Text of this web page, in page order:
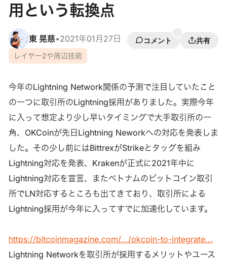
用という転換点
東 晃慈•2021年01月27日 コメント
共有
レイヤー2や周辺技術
今年のLightning Network関係の予測で注目していたこと
の一つに取引所のLightning採用がありました。実際今年
に入って想定より少し早いタイミングで大手取引所の一
角、OKCoinが先日Lightning Neworkへの対応を発表しま
した。その少し前にはBittrexがStrikeとタッグを組み
Lightning対応を発表、Krakenが正式に2021年中に
Lightning対応を宣言、またベトナムのビットコイン取引
所でLN対応するところも出てきており、取引所による
Lightning採用が今年に入ってすでに加速化しています。
https://bitcoinmagazine.com/.../okcoin-to-integrate...
Lightning Networkを取引所が採用するメリットやユース